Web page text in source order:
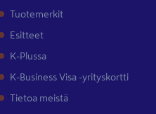
Tuotemerkit
Esitteet
K-Plussa
K-Business Visa -yrityskortti
Tietoa meistä